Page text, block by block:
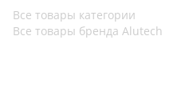
Все товары категории
Все товары бренда Alutech